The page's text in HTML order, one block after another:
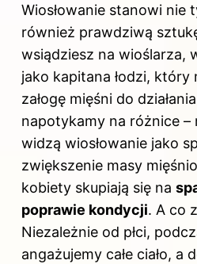
Wiosłowanie stanowi nie
również prawdziwą
wsiądziesz na wioślarza,
jako kapitana łodzi, który
załogę mięśni do
napotykamy na różnice –
widzą wiosłowanie jako
zwiększenie masy
kobiety skupiają się na
poprawie kondycji. A co
Niezależnie od płci,
angażujemy całe ciało, a